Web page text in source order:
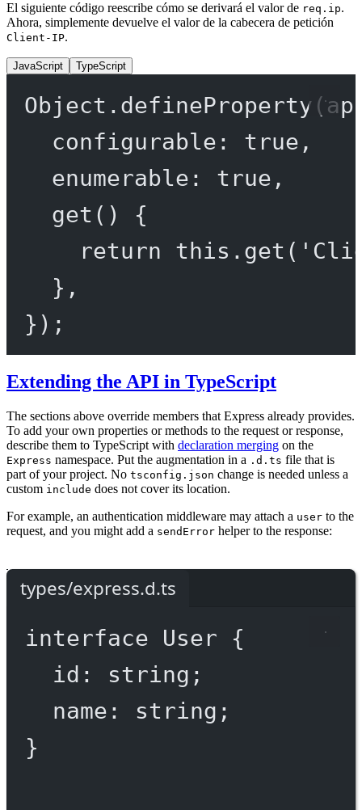
El siguiente código reescribe cómo se derivará el valor de req.ip.
Ahora, simplemente devuelve el valor de la cabecera de petición
Client-IP.
JavaScript TypeScript
Object. defineProperty
configurable: true ,
enumerable: true ,
get () {
return
this . get (
},
});
Extending the API in TypeScript
The sections above override members that Express already provides.
To add your own properties or methods to the request or response,
describe them to TypeScript with declaration merging on the
Express namespace. Put the augmentation in a .d.ts file that is
part of your project. No tsconfig.json change is needed unless a
custom include does not cover its location.
For example, an authentication middleware may attach a user to the
request, and you might add a sendError helper to the response:
types/express.d.ts
interface User {
id : string ;
name : string ;
}